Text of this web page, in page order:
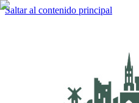
Saltar al contenido principal